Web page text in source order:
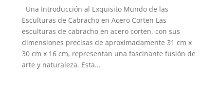
Una Introducción al Exquisito Mundo de las
Esculturas de Cabracho en Acero Corten Las
esculturas de cabracho en acero corten, con sus
dimensiones precisas de aproximadamente 31 cm x
30 cm x 16 cm, representan una fascinante fusión de
arte y naturaleza. Esta...